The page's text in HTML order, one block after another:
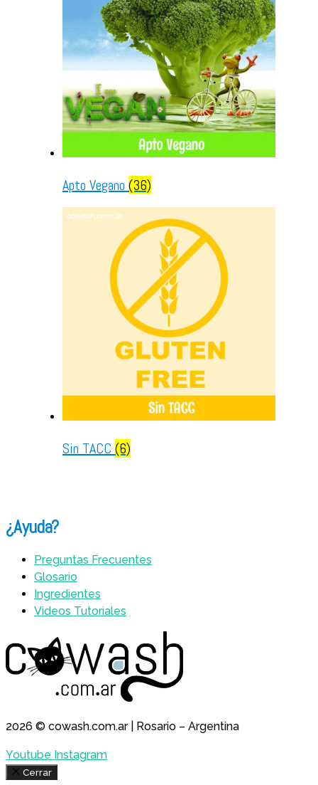
Apto Vegano (36)
Sin TACC (6)
¿Ayuda?
Preguntas Frecuentes
Glosario
Ingredientes
Videos Tutoriales
2026 © cowash.com.ar | Rosario – Argentina
Youtube Instagram
Cerrar